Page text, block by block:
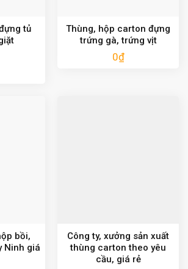
tủ
Thùng, hộp carton đựng
trứng gà, trứng vịt
0₫
bồi,
Ninh giá
Công ty, xưởng sản xuất
thùng carton theo yêu
cầu, giá rẻ